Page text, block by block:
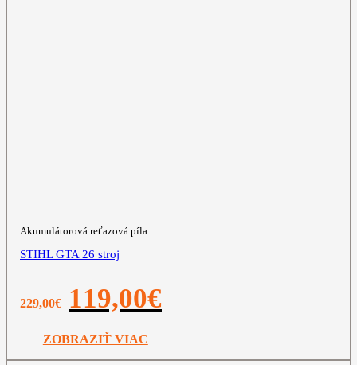
Akumulátorová reťazová píla
STIHL GTA 26 stroj
229,00€
Pôvodná
cena
229,00€.
119,00€
ZOBRAZIŤ VIAC